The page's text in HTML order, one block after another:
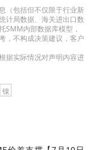
亿美元，同
济工作会议，
潜在的经济刺
（包括但不仅限于行业新
计局数据、海关进出口数
SMM内部数据库模型，
，不构成决策建议，客户
据实际情况对声明内容进
镍